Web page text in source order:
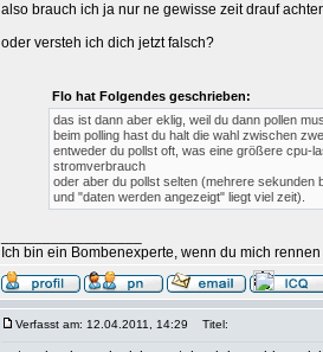
also brauch ich ja nur ne gewisse zeit drauf
oder versteh ich dich jetzt falsch?
Flo hat Folgendes geschrieben:
das ist dann aber eklig, weil du dann pollen
beim polling hast du halt die wahl zwischen
entweder du pollst oft, was eine größere cpu-
stromverbrauch
oder aber du pollst selten (mehrere sekunden
und "daten werden angezeigt" liegt viel zeit).
Ich bin ein Bombenexperte, wenn du mich
Verfasst am: 12.04.2011, 14:29 Titel: